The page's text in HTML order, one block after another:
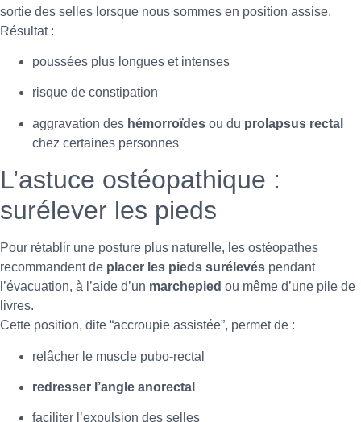
sortie des selles lorsque nous sommes en position assise.
Résultat :
poussées plus longues et intenses
risque de constipation
aggravation des hémorroïdes ou du prolapsus rectal
chez certaines personnes
L’astuce ostéopathique :
surélever les pieds
Pour rétablir une posture plus naturelle, les ostéopathes
recommandent de placer les pieds surélevés pendant
l’évacuation, à l’aide d’un marchepied ou même d’une pile de
livres.
Cette position, dite “accroupie assistée”, permet de :
relâcher le muscle pubo-rectal
redresser l’angle anorectal
faciliter l’expulsion des selles